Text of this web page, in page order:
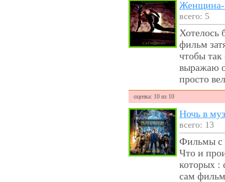
всего: 5
Хотелось
фильм
чтобы
выражаю
просто
оценка: 10 из 10
Ночь в
всего: 13
Фильмы с
Что и
которых :
сам